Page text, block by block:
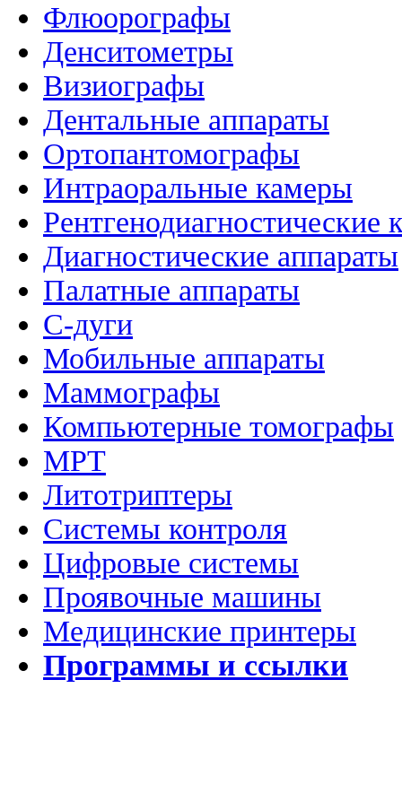
Флюорографы
Денситометры
Визиографы
Дентальные аппараты
Ортопантомографы
Интраоральные камеры
Рентгенодиагностические
Диагностические аппараты
Палатные аппараты
C-дуги
Мобильные аппараты
Маммографы
Компьютерные томографы
МРТ
Литотриптеры
Системы контроля
Цифровые системы
Проявочные машины
Медицинские принтеры
Программы и ссылки